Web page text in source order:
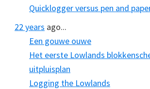
Quicklogger versus pen and
22 years ago...
Een gouwe ouwe
Het eerste Lowlands
uitpluisplan
Logging the Lowlands